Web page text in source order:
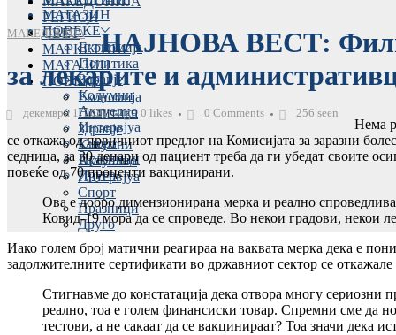
МАГАЗИН
ПОВЕЌЕ
Економија
Политика
Здравје
Колумни
Актуелно
Интервјуа
Спорт
Празници
Друго
РЕГИОН
СВЕТ
МАРКЕТИНГ
МАГАЗИН
ПОВЕЌЕ
Економија
Политика
Здравје
Колумни
Актуелно
Интервјуа
Спорт
Празници
Друго
МАКЕДОНИЈА
НАЈНОВА ВЕСТ:
за лекарите и
декември 1, 2021 0 likes 0 Comments 256 seen
Нема
се откажа од првичниот предлог на Комисијата за заразни
седница, за 30 денари од пациент треба да ги убедат своите
повеќе од 70 проценти вакцинирани.
Ова е добро димензионирана мерка и реално
Ковид-19 мора да се спроведе. Во некои градови, некои
Иако голем број матични реагираа на ваквата мерка дека е
задолжителните сертификати во државниот сектор се
Стигнавме до констатација дека отвора многу сериозни
реално, тоа е голем финансиски товар. Спремни сме да
тестови, а не сакаат да се вакцинираат? Тоа значи дека